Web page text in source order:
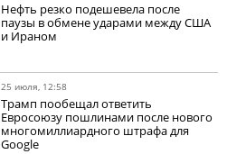
Нефть резко подешевела после
паузы в обмене ударами между США
и Ираном
25 июля, 12:58
Трамп пообещал ответить
Евросоюзу пошлинами после нового
многомиллиардного штрафа для
Google